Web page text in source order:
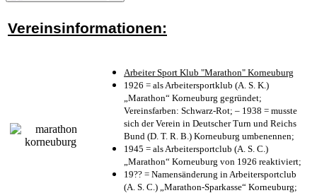
Vereinsinformationen:
Arbeiter Sport Klub "Marathon" Korneuburg
1926 = als Arbeitersportklub (A. S. K.)
„Marathon“ Korneuburg gegründet;
Vereinsfarben: Schwarz-Rot; – 1938 = musste
sich der Verein in Deutscher Turn und Reichs
Bund (D. T. R. B.) Korneuburg umbenennen;
1945 = als Arbeitersportclub (A. S. C.)
„Marathon“ Korneuburg von 1926 reaktiviert;
19?? = Namensänderung in Arbeitersportclub
(A. S. C.) „Marathon-Sparkasse“ Korneuburg;